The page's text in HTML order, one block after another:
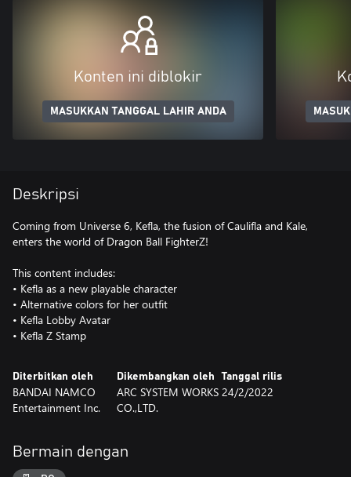
Konten ini diblokir
MASUKKAN TANGGAL LAHIR ANDA
Deskripsi
Coming from Universe 6, Kefla, the fusion of Caulifla and Kale,
enters the world of Dragon Ball FighterZ!
This content includes:
• Kefla as a new playable character
• Alternative colors for her outfit
• Kefla Lobby Avatar
• Kefla Z Stamp
Diterbitkan oleh
BANDAI NAMCO
Entertainment Inc.
Dikembangkan oleh
ARC SYSTEM WORKS
CO.,LTD.
Tanggal rilis
24/2/2022
Bermain dengan